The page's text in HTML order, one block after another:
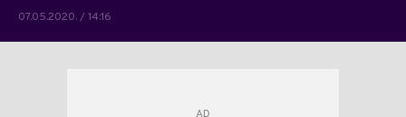
07.05.2020. / 14:16